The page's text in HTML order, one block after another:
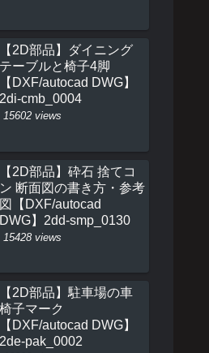
【2D部品】ダイニング
テーブルと椅子4脚
【DXF/autocad DWG】
2di-cmb_0004
15602 views
【2D部品】砕石 捨てコ
ン 断面図の書き方・参考
図【DXF/autocad
DWG】2dd-smp_0130
15428 views
【2D部品】駐車場の車
椅子マーク
【DXF/autocad DWG】
2de-pak_0002